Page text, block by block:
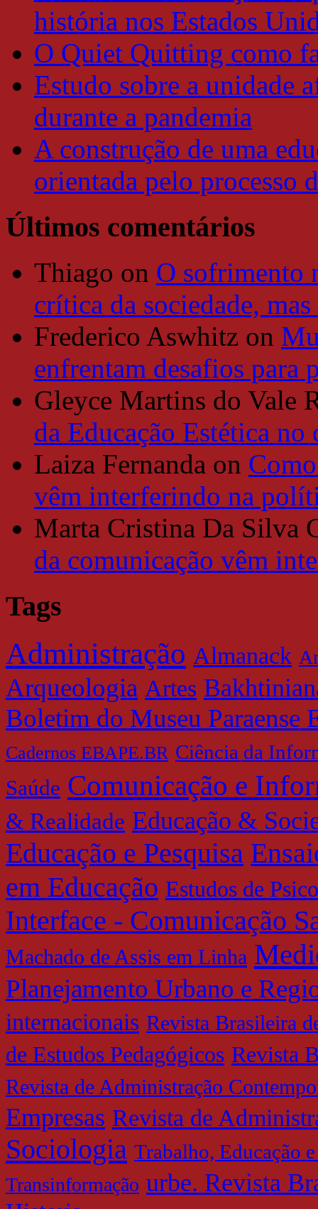
história nos Estados
O Quiet Quitting como
Estudo sobre a unidade
durante a pandemia
A construção de uma
orientada pelo processo
Últimos comentários
Thiago on O sofrimento
crítica da sociedade,
Frederico Aswhitz on
enfrentam desafios para
Gleyce Martins do Vale
da Educação Estética
Laiza Fernanda on
vêm interferindo na
Marta Cristina Da Silva
da comunicação vêm
Tags
Administração Almanack
Arqueologia Artes
Boletim do Museu Paraense
Cadernos EBAPE.BR Ciência da
Saúde Comunicação e
& Realidade Educação &
Educação e Pesquisa
em Educação Estudos de
Interface - Comunicação
Machado de Assis em Linha
Planejamento Urbano e
internacionais Revista Brasileira
de Estudos Pedagógicos Revista
Revista de Administração
Empresas Revista de
Sociologia Trabalho, Educação
Transinformação urbe. Revista